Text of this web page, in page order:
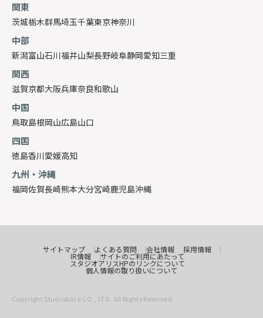
関東
茨城栃木群馬埼玉千葉東京神奈川
中部
新潟富山石川福井山梨長野岐阜静岡愛知三重
関西
滋賀京都大阪兵庫奈良和歌山
中国
鳥取島根岡山広島山口
四国
徳島香川愛媛高知
九州・沖縄
福岡佐賀長崎熊本大分宮崎鹿児島沖縄
サイトマップ よくある質問 会社情報 採用情報
IR情報 サイトのご利用にあたって
スタジオアリスHPのリンクについて
個人情報の取り扱いについて
Copyright StudioAlice CO., LTD. All Rights Reserved.